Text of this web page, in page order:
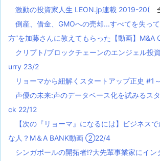
激動の投資家人生 LEON.jp連載 2019-20(
倒産、借金、GMOへの売却...すべてを失っ
方”を加藤さんに教えてもらった【動画】M&A
クリプト/ブロックチェーンのエンジェル投
urry 23/2
リョーマから紐解くスタートアップ正史 #1
声優の未来:声のデータベース化を試みるス
ck 22/12
【次の『リョーマ』になるには】ビジネス
な人？M＆A BANK動画 ②22/4
シンガポールの開拓者!?大先輩事業家にイン